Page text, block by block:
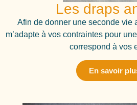
Les draps
Afin de donner une seconde vie
m’adapte à vos contraintes pour
correspond à vos
En savoir